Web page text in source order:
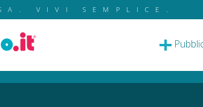
VIVI SEMPLICE.